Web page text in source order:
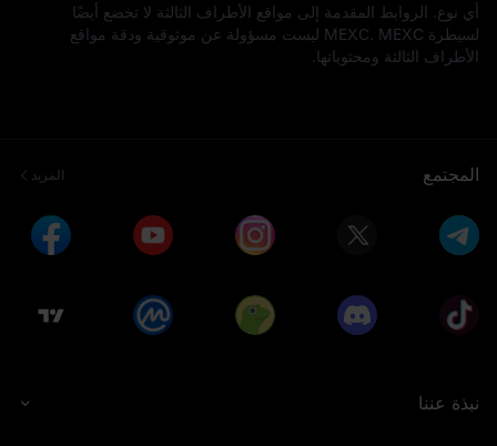
أي نوع. الروابط المقدمة إلى مواقع الأطراف الثالثة لا تخضع أيضًا
لسيطرة MEXC. MEXC ليست مسؤولة عن موثوقية ودقة مواقع
الأطراف الثالثة ومحتوياتها.
المجتمع المزيد
نبذة عننا